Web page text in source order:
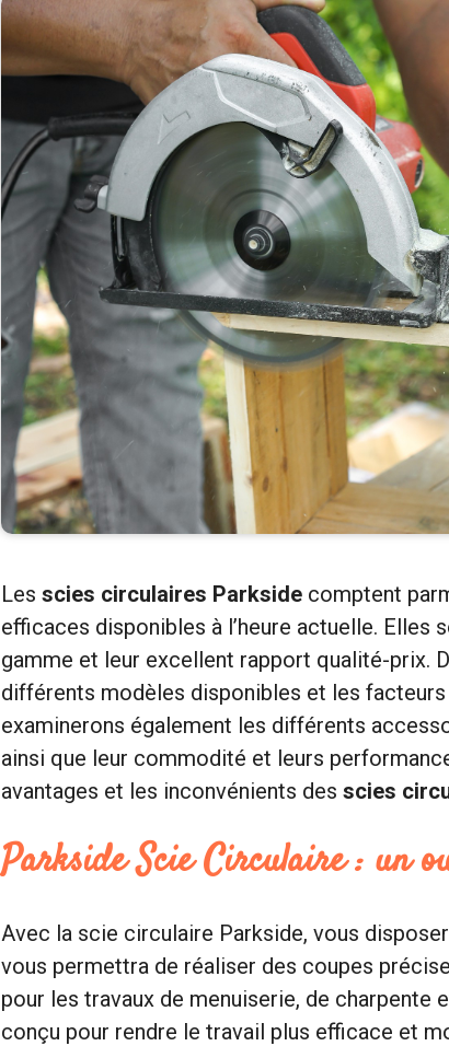
Les scies circulaires Parkside comptent
efficaces disponibles à l’heure actuelle. Elles
gamme et leur excellent rapport qualité-prix.
différents modèles disponibles et les
examinerons également les différents
ainsi que leur commodité et leurs
avantages et les inconvénients des scies
Parkside Scie Circulaire : un
Avec la scie circulaire Parkside, vous
vous permettra de réaliser des coupes
pour les travaux de menuiserie, de charpente
conçu pour rendre le travail plus efficace et